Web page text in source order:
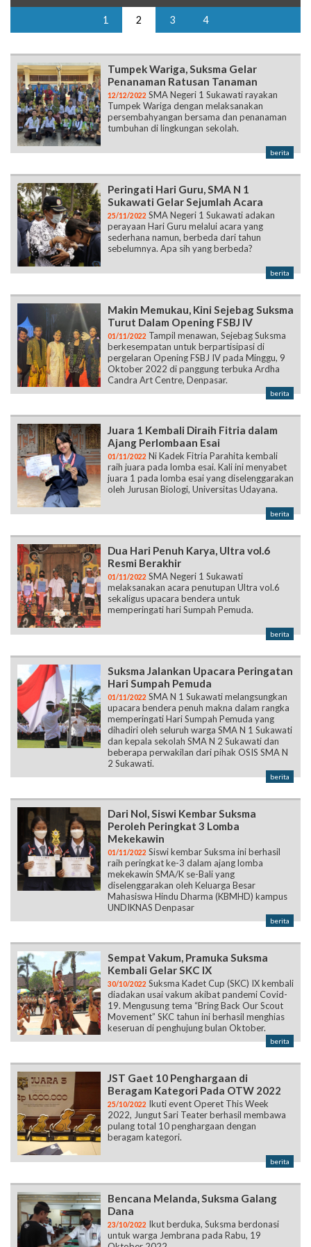
Tumpek Wariga, Suksma Gelar
Penanaman Ratusan Tanaman
Tumpek Wariga dengan melaksanakan
persembahyangan bersama dan penanaman
tumbuhan di lingkungan sekolah.
Sukawati Gelar Sejumlah Acara
perayaan Hari Guru melalui acara yang
sederhana namun, berbeda dari tahun
sebelumnya. Apa sih yang berbeda?
Turut Dalam Opening FSBJ IV
berkesempatan untuk berpartisipasi di
pergelaran Opening FSBJ IV pada Minggu, 9
Oktober 2022 di panggung terbuka Ardha
Candra Art Centre, Denpasar.
Juara 1 Kembali Diraih Fitria dalam
Ajang Perlombaan Esai
raih juara pada lomba esai. Kali ini menyabet
juara 1 pada lomba esai yang diselenggarakan
oleh Jurusan Biologi, Universitas Udayana.
berita
Resmi Berakhir
melaksanakan acara penutupan Ultra vol.6
sekaligus upacara bendera untuk
memperingati hari Sumpah Pemuda.
berita
Hari Sumpah Pemuda
upacara bendera penuh makna dalam rangka
memperingati Hari Sumpah Pemuda yang
dihadiri oleh seluruh warga SMA N 1 Sukawati
dan kepala sekolah SMA N 2 Sukawati dan
beberapa perwakilan dari pihak OSIS SMA N
2 Sukawati.
berita
Dari Nol, Siswi Kembar Suksma
Peroleh Peringkat 3 Lomba
raih peringkat ke-3 dalam ajang lomba
mekekawin SMA/K se-Bali yang
diselenggarakan oleh Keluarga Besar
Mahasiswa Hindu Dharma (KBMHD) kampus
UNDIKNAS Denpasar
Sempat Vakum, Pramuka Suksma
Kembali Gelar SKC IX
diadakan usai vakum akibat pandemi Covid-
19. Mengusung tema “Bring Back Our Scout
Movement” SKC tahun ini berhasil menghias
keseruan di penghujung bulan Oktober.
berita
JST Gaet 10 Penghargaan di
Beragam Kategori Pada OTW 2022
2022, Jungut Sari Teater berhasil membawa
pulang total 10 penghargaan dengan
beragam kategori.
berita
Dana
untuk warga Jembrana pada Rabu, 19
Oktober 2022.